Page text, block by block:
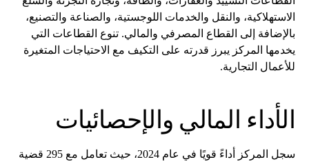
الاستهلاكية، والنقل والخدمات اللوجستية، والصناعة والتصنيع،
بالإضافة إلى القطاع المصرفي والمالي. تنوع القطاعات التي
يخدمها المركز يبرز قدرته على التكيف مع الاحتياجات المتغيرة
للأعمال التجارية.
الأداء المالي والإحصائيات
سجل المركز أداءً قويًا في عام 2024، حيث تعامل مع 295 قضية